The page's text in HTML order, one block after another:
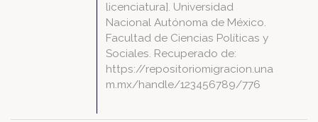
licenciatura]. Universidad
Nacional Autónoma de México.
Facultad de Ciencias Políticas y
Sociales. Recuperado de:
https://repositoriomigracion.una
m.mx/handle/123456789/776